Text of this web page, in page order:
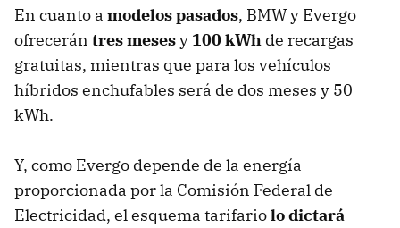
En cuanto a modelos pasados, BMW y Evergo
ofrecerán tres mesesy 100 kWh de recargas
gratuitas, mientras que para los vehículos
híbridos enchufables será de dos meses y 50
kWh.
Y, como Evergo depende de la energía
proporcionada por la Comisión Federal de
Electricidad, el esquema tarifariolo dictará